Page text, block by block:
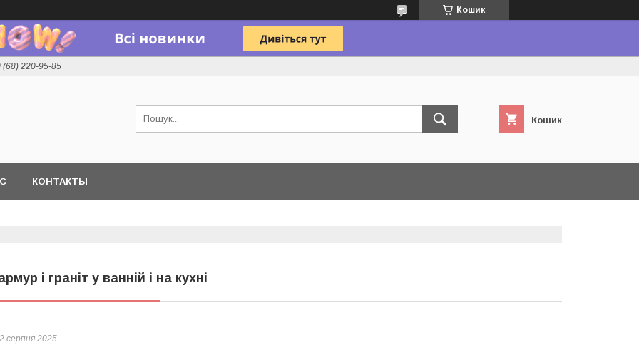
Кошик
(68) 220-95-85
Кошик
КОНТАКТЫ
і граніт у ванній і на кухні
серпня 2025